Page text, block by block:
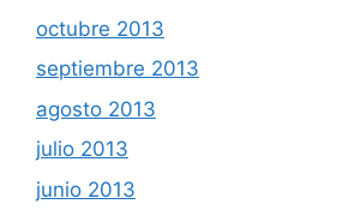
octubre 2013
septiembre 2013
agosto 2013
julio 2013
junio 2013